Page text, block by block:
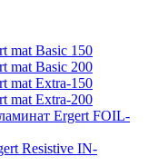
mat Basic 150
mat Basic 200
mat Extra-150
mat Extra-200
Ergert FOIL-
Resistive IN-